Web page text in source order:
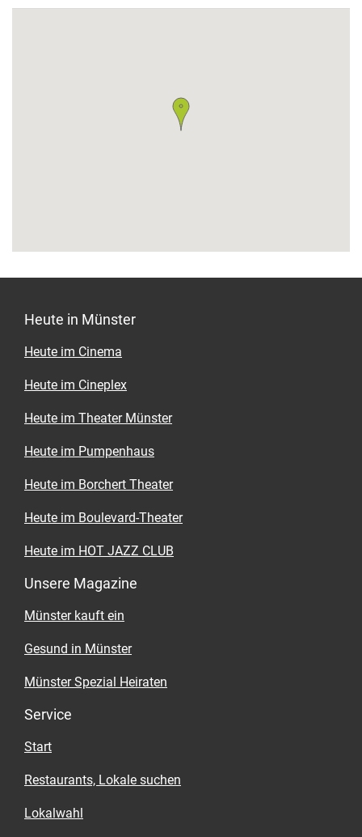
Umberto, Daniele und Ermanno (Unico Bar,
Heute in Münster
Heute im Cinema
Heute im Cineplex
Heute im Theater Münster
Heute im Pumpenhaus
Heute im Borchert Theater
Heute im Boulevard-Theater
Heute im HOT JAZZ CLUB
Unsere Magazine
Münster kauft ein
Gesund in Münster
Münster Spezial Heiraten
Service
Start
Restaurants, Lokale suchen
Lokalwahl